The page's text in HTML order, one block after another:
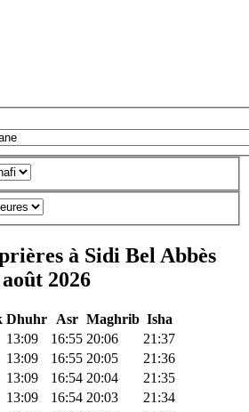
à Sidi Bel Abbès
2026
Dhuhr Asr Maghrib Isha
13:09 16:55 20:06
21:37
13:09 16:55 20:05
21:36
13:09 16:54 20:04
21:35
13:09 16:54 20:03
21:34